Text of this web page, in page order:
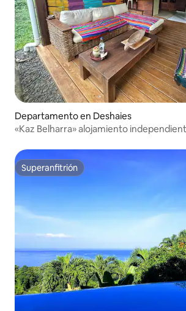
Departamento en Deshaies
«Kaz Belharra» alojamiento
Superanfitrión
Superanfitrión